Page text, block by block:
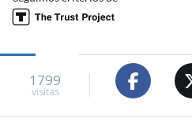
Este sábado se controlará
adolescente tras el